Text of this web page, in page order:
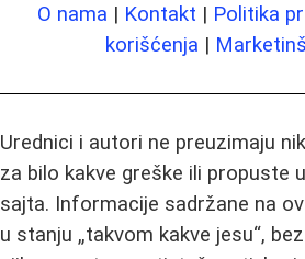
O nama | Kontakt | Politika
korišćenja |
Urednici i autori ne preuzimaju
za bilo kakve greške ili propuste
sajta. Informacije sadržane na
u stanju „takvom kakve jesu“,